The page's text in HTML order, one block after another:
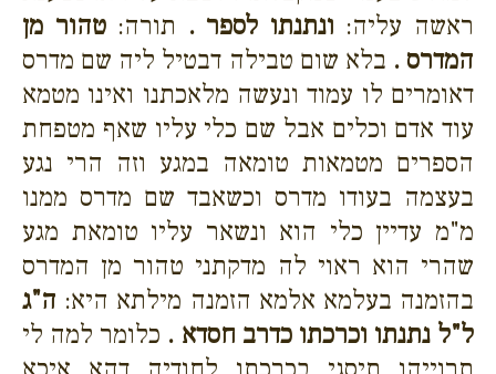
ראשה עליה: ונתנתו לספר . תורה:טהור מן
המדרס . בלא שום טבילה דבטיל ליה שם מדרס
דאומרים לו עמוד ונעשה מלאכתנו ואינו מטמא
עוד אדם וכלים אבל שם כלי עליו שאף מטפחת
הספרים מטמאות טומאה במגע וזה הרי נגע
בעצמה בעודו מדרס וכשאבד שם מדרס ממנו
מ"מ עדיין כלי הוא ונשאר עליו טומאת מגע
שהרי הוא ראוי לה מדקתני טהור מן המדרס
בהזמנה בעלמא אלמא הזמנה מילתא היא: ה"ג
ל"ל נתנתו וכרכתו כדרב חסדא . כלומר למה לי